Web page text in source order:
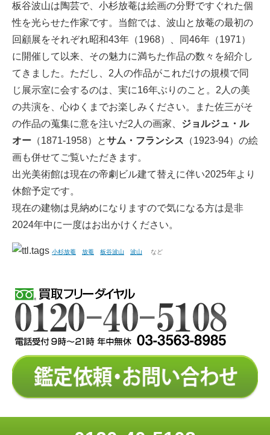
板谷波山は陶芸で、小杉放菴は絵画の分野ですぐれた個
性を光らせた作家です。当館では、波山と放菴の最初の
回顧展をそれぞれ昭和43年（1968）、同46年（1971）
に開催して以来、その魅力に満ちた作品の数々を紹介し
てきました。ただし、2人の作品がこれだけの規模で同
じ展示室に会するのは、実に16年ぶりのこと。2人の美
の共演を、心ゆくまでお楽しみください。また佐三がそ
の作品の蒐集に意を注いだ2人の画家、 ジョルジュ・ル
オー （1871-1958）とサム・フランシス （1923-94）の絵
画も併せてご覧いただきます。
出光美術館は現在の帝劇ビル建て替えに伴い2025年より
休館予定です。
現在の建物は見納めになりますので気になる方は是非
2024年中に一度はお出かけください。
小杉放菴 放菴 板谷波山 波山 など